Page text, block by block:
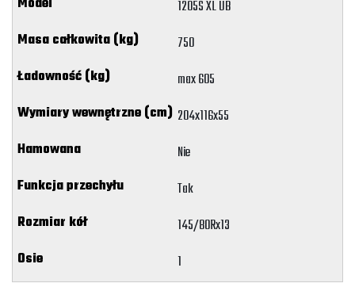
1205S XL UB
750
max 605
204x116x55
Nie
Tak
145/80Rx13
1